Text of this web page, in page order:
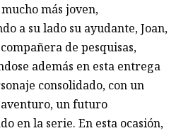
más joven,
a su lado su ayudante, Joan,
de pesquisas,
además en esta entrega
consolidado, con un
aventuro, un futuro
en la serie. En esta ocasión,